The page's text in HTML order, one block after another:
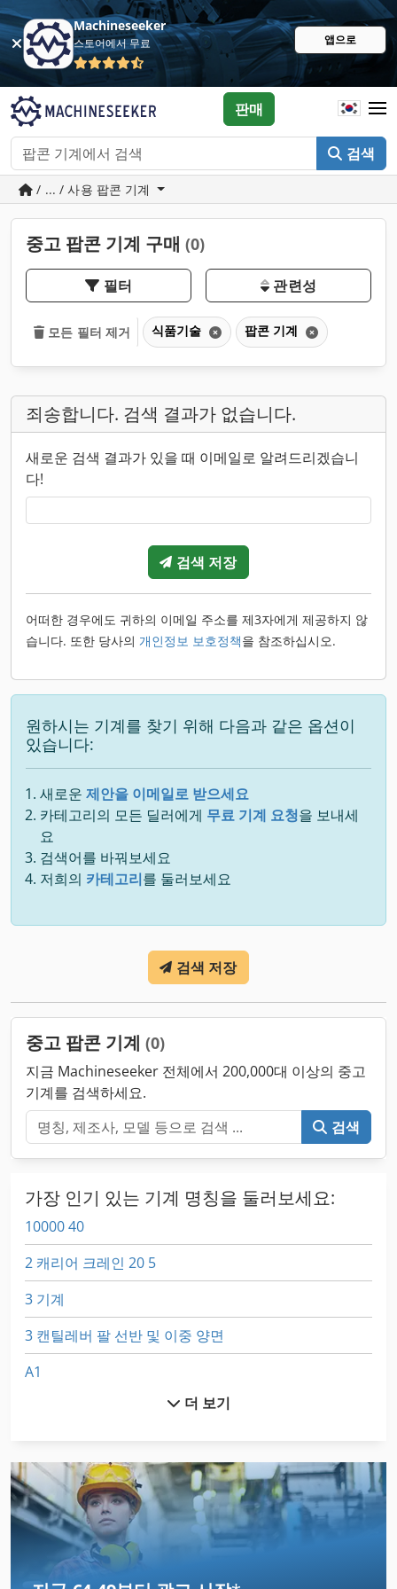
Machineseeker
스토어에서 무료 앱으로
검색
판매
/ ... / 사용 팝콘 기계
중고 팝콘 기계 구매 (0)
필터 관련성
모든 필터 제거 식품기술 팝콘 기계
죄송합니다. 검색 결과가 없습니다.
새로운 검색 결과가 있을 때 이메일로 알려드리겠습니
다!
검색 저장
어떠한 경우에도 귀하의 이메일 주소를 제3자에게 제공하지 않
습니다. 또한 당사의 개인정보 보호정책을 참조하십시오.
원하시는 기계를 찾기 위해 다음과 같은 옵션이
있습니다:
새로운 제안을 이메일로 받으세요
카테고리의 모든 딜러에게 무료 기계 요청을 보내세
요
검색어를 바꿔보세요
저희의 카테고리를 둘러보세요
검색 저장
중고 팝콘 기계 (0)
지금 Machineseeker 전체에서 200,000대 이상의 중고
기계를 검색하세요.
검색
가장 인기 있는 기계 명칭을 둘러보세요:
10000 40
2 캐리어 크레인 20 5
3 기계
3 캔틸레버 팔 선반 및 이중 양면
A1
Ddfao System
Dsd 201
Frm D Midi
더 보기